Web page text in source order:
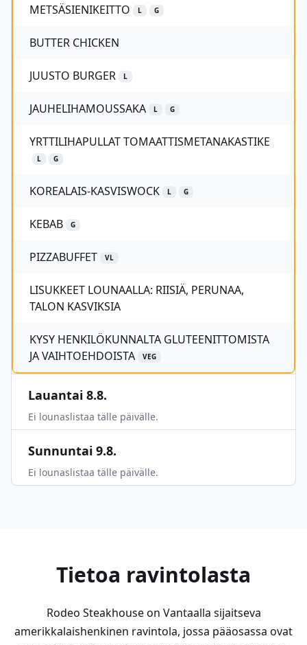
METSÄSIENIKEITTO L G
BUTTER CHICKEN
JUUSTO BURGER L
JAUHELIHAMOUSSAKA L G
YRTTILIHAPULLAT TOMAATTISMETANAKASTIKE
L G
KOREALAIS-KASVISWOCK L G
KEBAB G
PIZZABUFFET VL
LISUKKEET LOUNAALLA: RIISIÄ, PERUNAA,
TALON KASVIKSIA
KYSY HENKILÖKUNNALTA GLUTEENITTOMISTA
JA VAIHTOEHDOISTA
VEG
Lauantai 8.8.
Ei lounaslistaa tälle päivälle.
Sunnuntai 9.8.
Ei lounaslistaa tälle päivälle.
Tietoa ravintolasta
Rodeo Steakhouse on Vantaalla sijaitseva
amerikkalaishenkinen ravintola, jossa pääosassa ovat